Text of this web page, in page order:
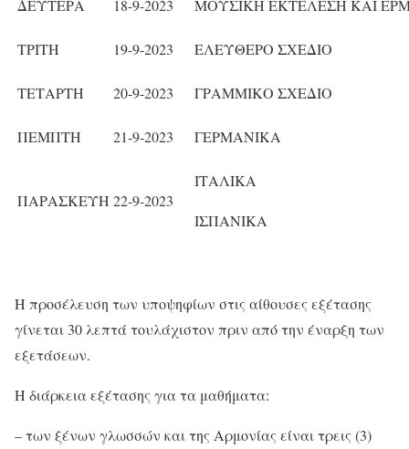
ΔΕΥΤΕΡΑ 18-9-2023 ΜΟΥΣΙΚΗ ΕΚΤΕΛΕΣΗ ΚΑΙ
ΤΡΙΤΗ 19-9-2023 ΕΛΕΥΘΕΡΟ ΣΧΕΔΙΟ
ΤΕΤΑΡΤΗ 20-9-2023 ΓΡΑΜΜΙΚΟ ΣΧΕΔΙΟ
ΠΕΜΠΤΗ 21-9-2023 ΓΕΡΜΑΝΙΚΑ
ΠΑΡΑΣΚΕΥΗ 22-9-2023
ΙΤΑΛΙΚΑ
ΙΣΠΑΝΙΚΑ
Η προσέλευση των υποψηφίων στις αίθουσες εξέτασης
γίνεται 30 λεπτά τουλάχιστον πριν από την έναρξη των
εξετάσεων.
Η διάρκεια εξέτασης για τα μαθήματα:
– των ξένων γλωσσών και της Αρμονίας είναι τρεις (3)